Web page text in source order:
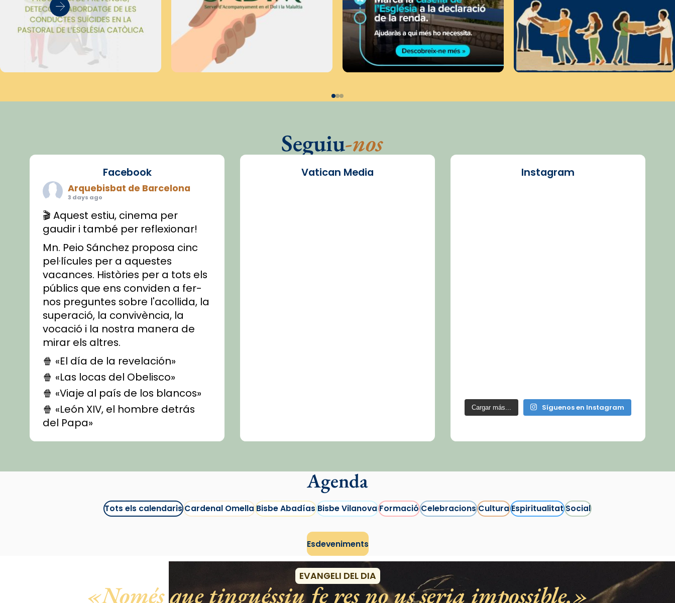
Seguiu-nos
Facebook
Arquebisbat de Barcelona
3 days ago
🎬 Aquest estiu, cinema per
gaudir i també per reflexionar!
Mn. Peio Sánchez proposa cinc
pel·lícules per a aquestes
vacances. Històries per a tots els
públics que ens conviden a fer-
nos preguntes sobre l'acollida, la
superació, la convivència, la
vocació i la nostra manera de
mirar els altres.
🍿 «El día de la revelación»
🍿 «Las locas del Obelisco»
🍿 «Viaje al país de los blancos»
🍿 «León XIV, el hombre detrás
del Papa»
🍿 «Las ovejas detectives»
recomanacions i prepara una
#CinemaEspiritualitual
@cinemaspiritcat
Vatican Media Instagram
Cargar más... Síguenos en Instagram
Agenda
Tots els calendarisCardenal OmellaBisbe AbadíasBisbe VilanovaFormacióCelebracionsCulturaEspiritualitatSocial
Esdeveniments
EVANGELI DEL DIA
Només que tinguéssiu fe res no us seria impossible.